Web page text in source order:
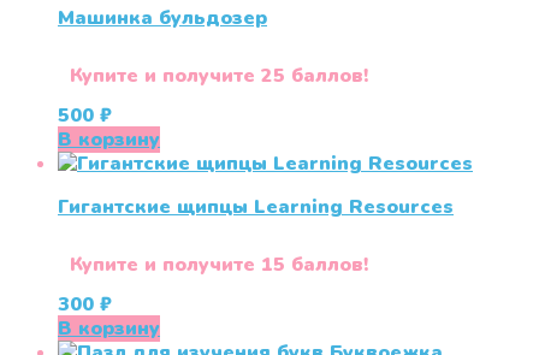
Машинка бульдозер
Купите и получите 25 баллов!
500 ₽
В корзину
Гигантские щипцы Learning Resources
Купите и получите 15 баллов!
300 ₽
В корзину